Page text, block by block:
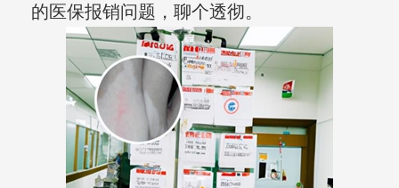
的医保报销问题，聊个透彻。